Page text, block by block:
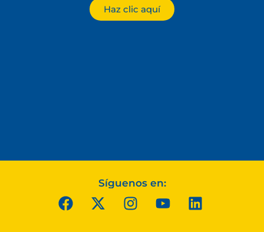
Haz clic aquí
Síguenos en: